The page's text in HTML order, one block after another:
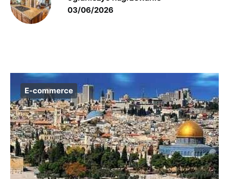
03/06/2026
E-commerce